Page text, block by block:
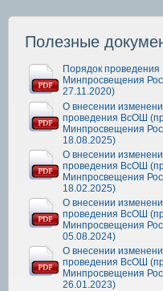
Полезные
Порядок
Минпросвещения
27.11.2020)
О внесении
проведения ВсОШ
Минпросвещения
18.08.2025)
О внесении
проведения ВсОШ
Минпросвещения
18.02.2025)
О внесении
проведения ВсОШ
Минпросвещения
05.08.2024)
О внесении
проведения ВсОШ
Минпросвещения
26.01.2023)